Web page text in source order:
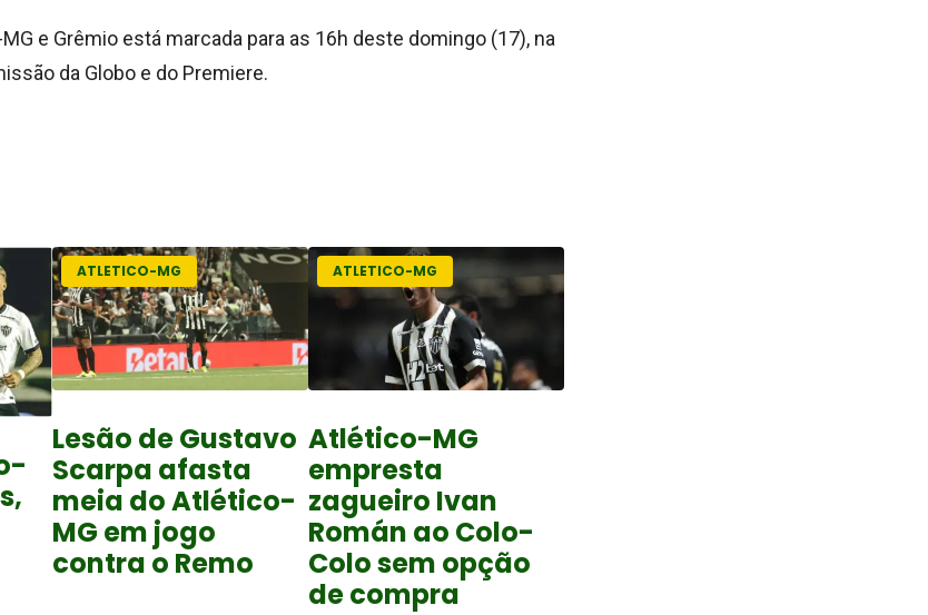
e Grêmio está marcada para as 16h deste domingo (17), na
da Globo e do Premiere.
ATLETICO-MG
Lesão de Gustavo
Scarpa afasta
meia do Atlético-
MG em jogo
contra o Remo
ATLETICO-MG
Atlético-MG
empresta
zagueiro Ivan
Román ao Colo-
Colo sem opção
de compra